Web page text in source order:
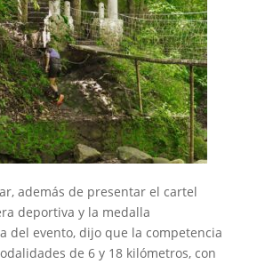
además de presentar el cartel
deportiva y la medalla
del evento, dijo que la competencia
de 6 y 18 kilómetros, con